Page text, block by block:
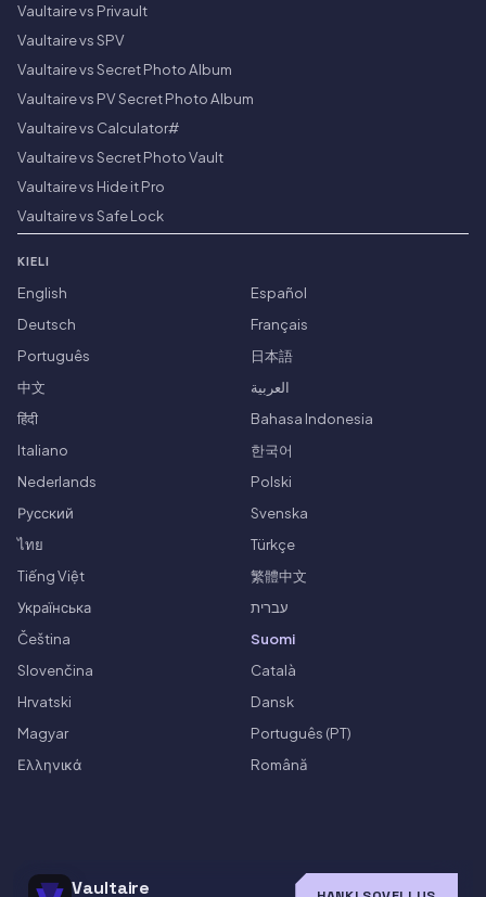
Vaultaire
Vaultaire vs Privault
Vaultaire vs SPV
Vaultaire vs Secret Photo Album
Vaultaire vs PV Secret Photo Album
Vaultaire vs Calculator#
Vaultaire vs Secret Photo Vault
Vaultaire vs Hide it Pro
Vaultaire vs Safe Lock
KIELI
English
Español
Deutsch
Français
Português
日本語
中文
العربية
हिंदी
Bahasa Indonesia
Italiano
한국어
Nederlands
Polski
Русский
Svenska
ไทย
Türkçe
Tiếng Việt
繁體中文
Українська
עברית
Čeština
Suomi
Slovenčina
Català
Hrvatski
Dansk
Magyar
Português (PT)
Ελληνικά
Română